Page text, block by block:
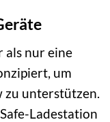
als nur eine
um
unterstützen.
Ladestation